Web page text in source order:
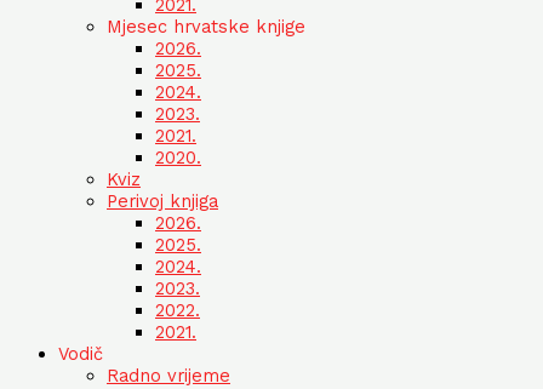
2021.
Mjesec hrvatske knjige
2026.
2025.
2024.
2023.
2021.
2020.
Kviz
Perivoj knjiga
2026.
2025.
2024.
2023.
2022.
2021.
Vodič
Radno vrijeme